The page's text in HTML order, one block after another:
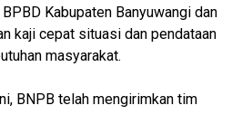
Kabupaten Banyuwangi dan
kaji cepat situasi dan pendataan
masyarakat.
BNPB telah mengirimkan tim